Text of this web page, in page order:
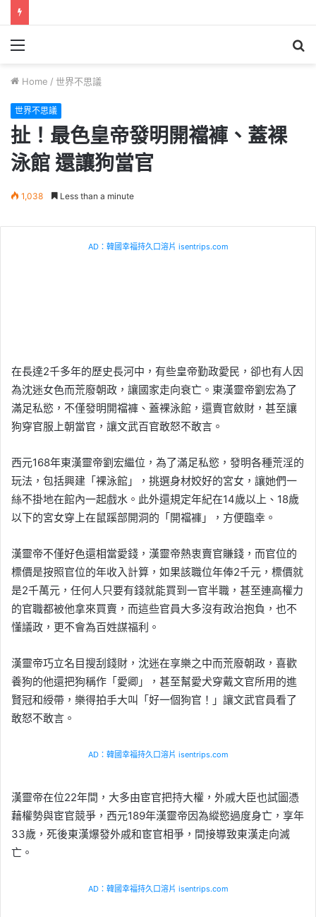
Home / 世界不思議
世界不思議
扯！最色皇帝發明開襠褲、蓋裸
泳館 還讓狗當官
1,038 Less than a minute
AD：韓國幸福持久口溶片 isentrips.com
在長達2千多年的歷史長河中，有些皇帝勤政愛民，卻也有人因
為沈迷女色而荒廢朝政，讓國家走向衰亡。東漢靈帝劉宏為了
滿足私慾，不僅發明開襠褲、蓋裸泳館，還賣官斂財，甚至讓
狗穿官服上朝當官，讓文武百官敢怒不敢言。
西元168年東漢靈帝劉宏繼位，為了滿足私慾，發明各種荒淫的
玩法，包括興建「裸泳館」，挑選身材姣好的宮女，讓她們一
絲不掛地在館內一起戲水。此外還規定年紀在14歲以上、18歲
以下的宮女穿上在鼠蹊部開洞的「開襠褲」，方便臨幸。
漢靈帝不僅好色還相當愛錢，漢靈帝熱衷賣官賺錢，而官位的
標價是按照官位的年收入計算，如果該職位年俸2千元，標價就
是2千萬元，任何人只要有錢就能買到一官半職，甚至連高權力
的官職都被他拿來買賣，而這些官員大多沒有政治抱負，也不
懂議政，更不會為百姓謀福利。
漢靈帝巧立名目搜刮錢財，沈迷在享樂之中而荒廢朝政，喜歡
養狗的他還把狗稱作「愛卿」，甚至幫愛犬穿戴文官所用的進
賢冠和綬帶，樂得拍手大叫「好一個狗官！」讓文武官員看了
敢怒不敢言。
AD：韓國幸福持久口溶片 isentrips.com
漢靈帝在位22年間，大多由宦官把持大權，外戚大臣也試圖憑
藉權勢與宦官競爭，西元189年漢靈帝因為縱慾過度身亡，享年
33歲，死後東漢爆發外戚和宦官相爭，間接導致東漢走向滅
亡。
AD：韓國幸福持久口溶片 isentrips.com